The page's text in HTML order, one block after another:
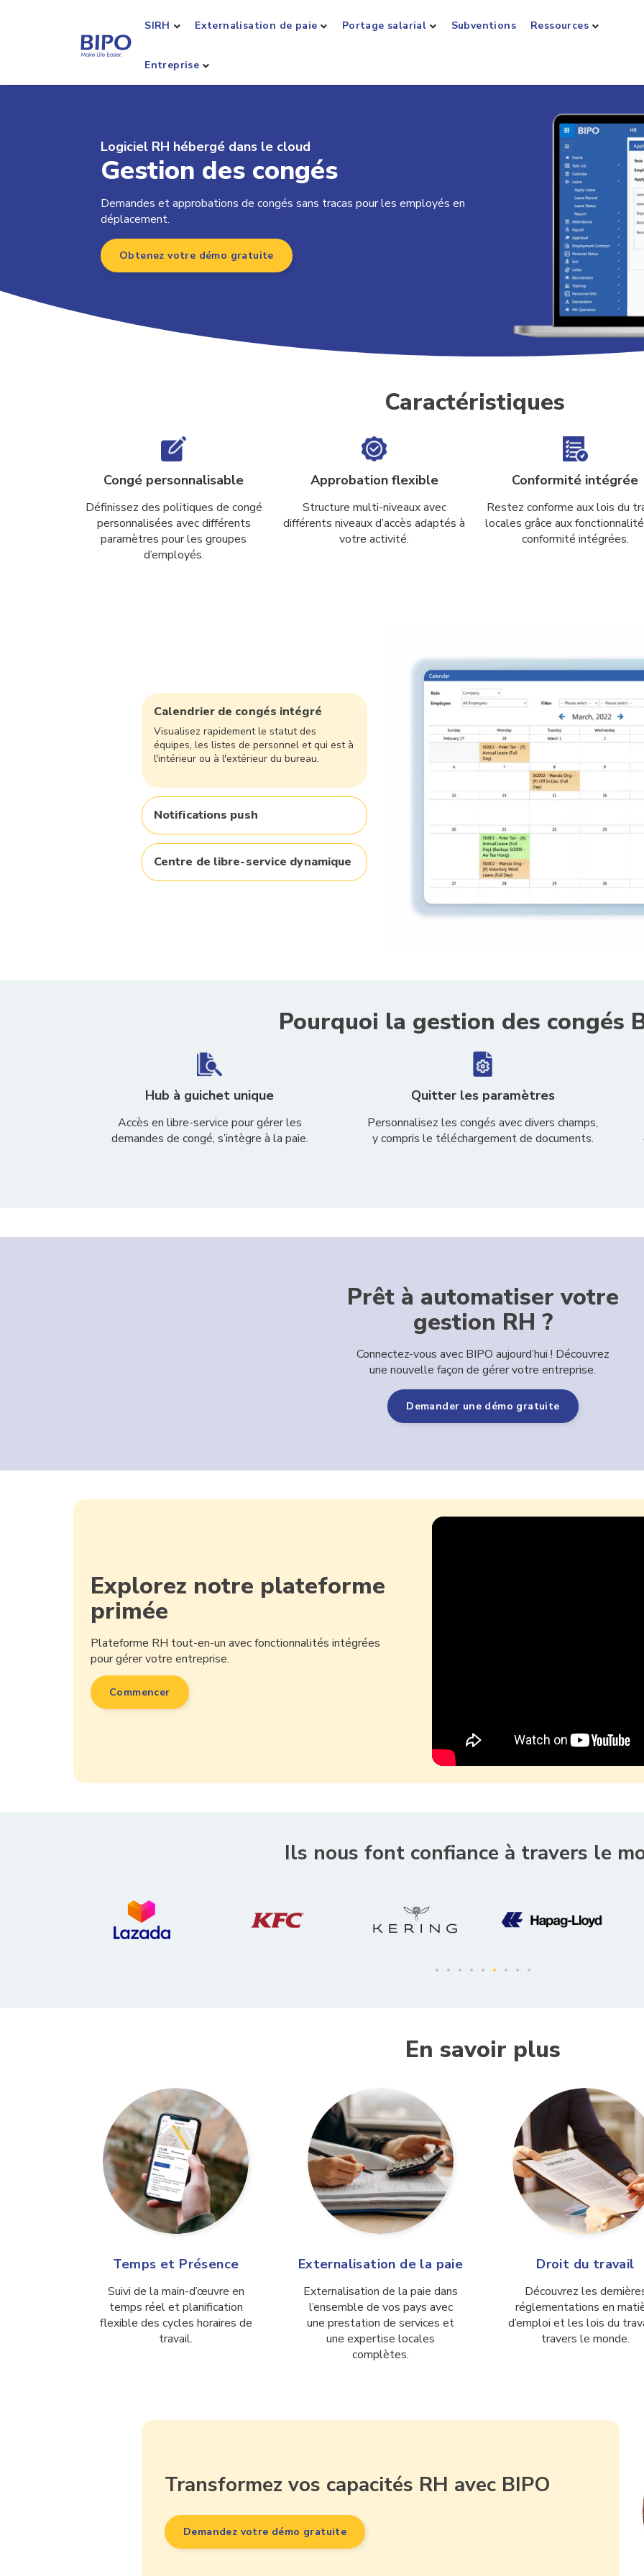
SIRH Externalisation de paie Portage salarial Subventions Ressources
Entreprise
Logiciel RH hébergé dans le cloud
Gestion des congés
Demandes et approbations de congés sans tracas pour les employés en
déplacement.
Obtenez votre démo gratuite
Caractéristiques
Congé personnalisable
Définissez des politiques de congé
personnalisées avec différents
paramètres pour les groupes
d’employés.
Approbation flexible
Structure multi-niveaux avec
différents niveaux d’accès adaptés à
votre activité.
Conformité intégrée
Restez conforme aux lois du
locales grâce aux
conformité intégrées.
Calendrier de congés intégré
Visualisez rapidement le statut des
équipes, les listes de personnel et qui est à
l'intérieur ou à l'extérieur du bureau.
Notifications push
Centre de libre-service dynamique
Pourquoi la gestion des congés
Hub à guichet unique
Accès en libre-service pour gérer les
demandes de congé, s’intègre à la paie.
Quitter les paramètres
Personnalisez les congés avec divers champs,
y compris le téléchargement de documents.
Prêt à automatiser votre
gestion RH ?
Connectez-vous avec BIPO aujourd’hui ! Découvrez
une nouvelle façon de gérer votre entreprise.
Demander une démo gratuite
Explorez notre plateforme
primée
Plateforme RH tout-en-un avec fonctionnalités intégrées
pour gérer votre entreprise.
Commencer
Ils nous font confiance à travers le
En savoir plus
Temps et Présence
Suivi de la main-d’œuvre en
temps réel et planification
flexible des cycles horaires de
travail.
Externalisation de la paie
Externalisation de la paie dans
l’ensemble de vos pays avec
une prestation de services et
une expertise locales
complètes.
Droit du travail
Découvrez les
réglementations en
d’emploi et les lois du
travers le monde.
Transformez vos capacités RH avec BIPO
Demandez votre démo gratuite